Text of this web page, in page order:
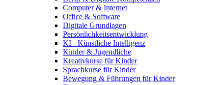
Computer & Internet
Office & Software
Digitale Grundlagen
Persönlichkeitsentwicklung
KI - Künstliche Intelligenz
Kinder & Jugendliche
Kreativkurse für Kinder
Sprachkurse für Kinder
Bewegung & Führungen für Kinder